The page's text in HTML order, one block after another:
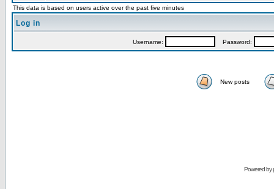
This data is based on users active over the past five minutes
Log in
Username: Password:
New posts
Powered by